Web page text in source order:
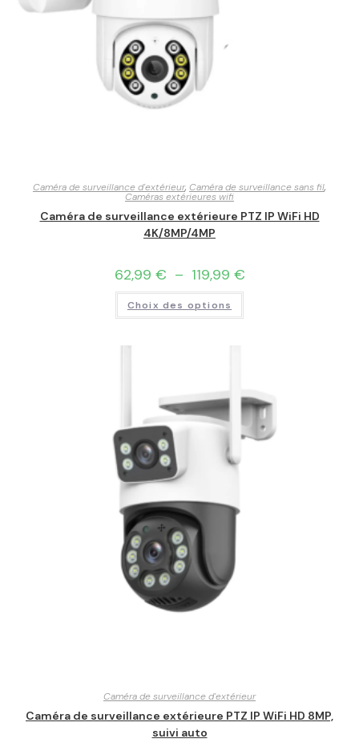
Caméra de surveillance d'extérieur, Caméra de surveillance sans fil,
Caméras extérieures wifi
Caméra de surveillance extérieure PTZ IP WiFi HD
4K/8MP/4MP
62,99 € – 119,99 €
Choix des options
Caméra de surveillance d'extérieur
Caméra de surveillance extérieure PTZ IP WiFi HD 8MP,
suivi auto